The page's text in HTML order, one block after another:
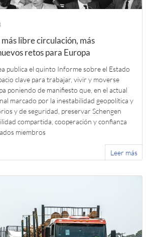
libre circulación, más
retos para Europa
publica el quinto Informe sobre el Estado
clave para trabajar, vivir y moverse
poniendo de manifiesto que, en el actual
marcado por la inestabilidad geopolítica y
y de seguridad, preservar Schengen
compartida, cooperación y confianza
miembros
Leer más